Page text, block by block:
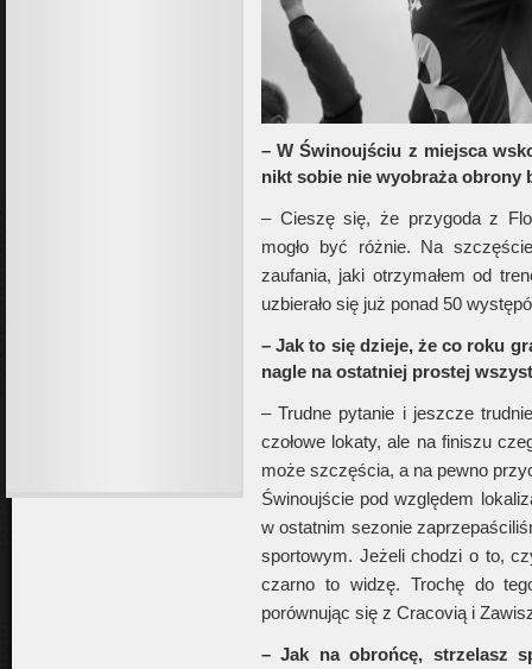
– W Świnoujściu z miejsca
nikt sobie nie wyobraża obrony
– Cieszę się, że przygoda z
mogło być różnie. Na
zaufania, jaki otrzymałem od
uzbierało się już ponad 50
– Jak to się dzieje, że co roku
nagle na ostatniej prostej
– Trudne pytanie i jeszcze
czołowe lokaty, ale na finiszu
może szczęścia, a na pewno
Świnoujście pod względem
w ostatnim sezonie
sportowym. Jeżeli chodzi o to,
czarno to widzę. Trochę do
porównując się z Cracovią i
– Jak na obrońcę, strzelasz